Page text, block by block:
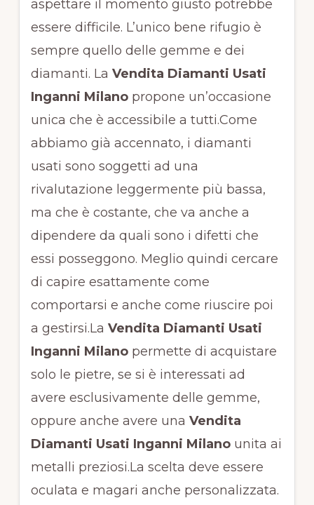
aspettare il momento giusto potrebbe
essere difficile. L’unico bene rifugio è
sempre quello delle gemme e dei
diamanti. La Vendita Diamanti Usati
Inganni Milanopropone un’occasione
unica che è accessibile a tutti.Come
abbiamo già accennato, i diamanti
usati sono soggetti ad una
rivalutazione leggermente più bassa,
ma che è costante, che va anche a
dipendere da quali sono i difetti che
essi posseggono. Meglio quindi cercare
di capire esattamente come
comportarsi e anche come riuscire poi
a gestirsi.La Vendita Diamanti Usati
Inganni Milanopermette di acquistare
solo le pietre, se si è interessati ad
avere esclusivamente delle gemme,
oppure anche avere una Vendita
Diamanti Usati Inganni Milanounita ai
metalli preziosi.La scelta deve essere
oculata e magari anche personalizzata.